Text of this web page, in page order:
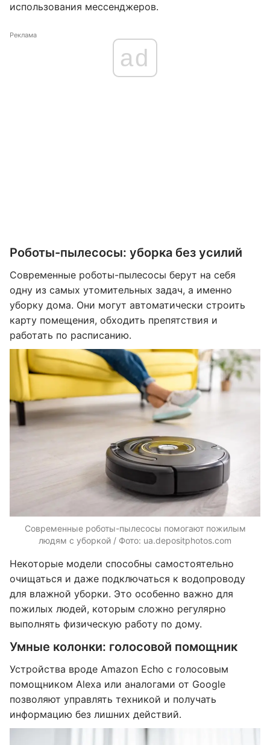
использования мессенджеров.
Реклама
ad
Роботы-пылесосы: уборка без усилий
Современные роботы-пылесосы берут на себя
одну из самых утомительных задач, а именно
уборку дома. Они могут автоматически строить
карту помещения, обходить препятствия и
работать по расписанию.
Современные роботы-пылесосы помогают пожилым
людям с уборкой / Фото: ua.depositphotos.com
Некоторые модели способны самостоятельно
очищаться и даже подключаться к водопроводу
для влажной уборки. Это особенно важно для
пожилых людей, которым сложно регулярно
выполнять физическую работу по дому.
Умные колонки: голосовой помощник
Устройства вроде Amazon Echo с голосовым
помощником Alexa или аналогами от Google
позволяют управлять техникой и получать
информацию без лишних действий.